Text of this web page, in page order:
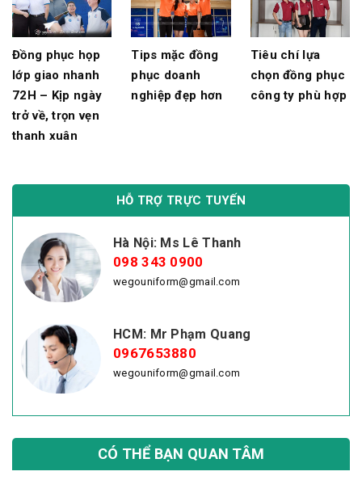
Đồng phục họp
lớp giao nhanh
72H – Kịp ngày
trở về, trọn vẹn
thanh xuân
Tips mặc đồng
phục doanh
nghiệp đẹp hơn
Tiêu chí lựa
chọn đồng phục
công ty phù hợp
HỖ TRỢ TRỰC TUYẾN
Hà Nội: Ms Lê Thanh
098 343 0900
wegouniform@gmail.com
HCM: Mr Phạm Quang
0967653880
wegouniform@gmail.com
CÓ THỂ BẠN QUAN TÂM